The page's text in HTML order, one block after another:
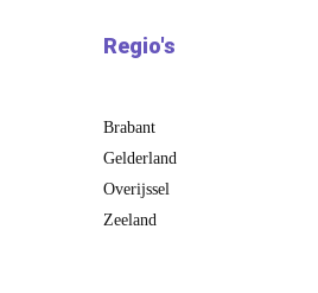
Regio's
Brabant
Gelderland
Overijssel
Zeeland